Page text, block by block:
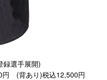
録選手展開)
円 (背あり)税込12,500円